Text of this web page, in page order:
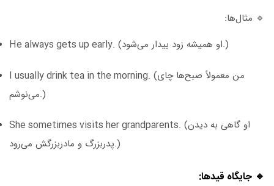
🔹 مثال‌ها:
He always gets up early. (او همیشه زود بیدار می‌شود.)
I usually drink tea in the morning. (من معمولاً صبح‌ها چای
می‌نوشم.)
She sometimes visits her grandparents. (او گاهی به دیدن
پدربزرگ و مادربزرگش می‌رود.)
🔹 جایگاه قیدها: